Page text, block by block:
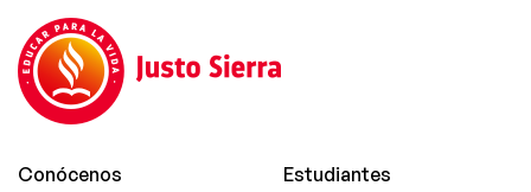
Conócenos Estudiantes